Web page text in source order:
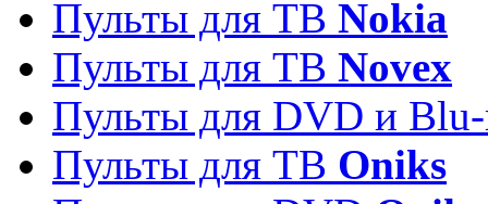
Пульты для ТВ Nokia
Пульты для ТВ Novex
Пульты для DVD и
Пульты для ТВ Oniks